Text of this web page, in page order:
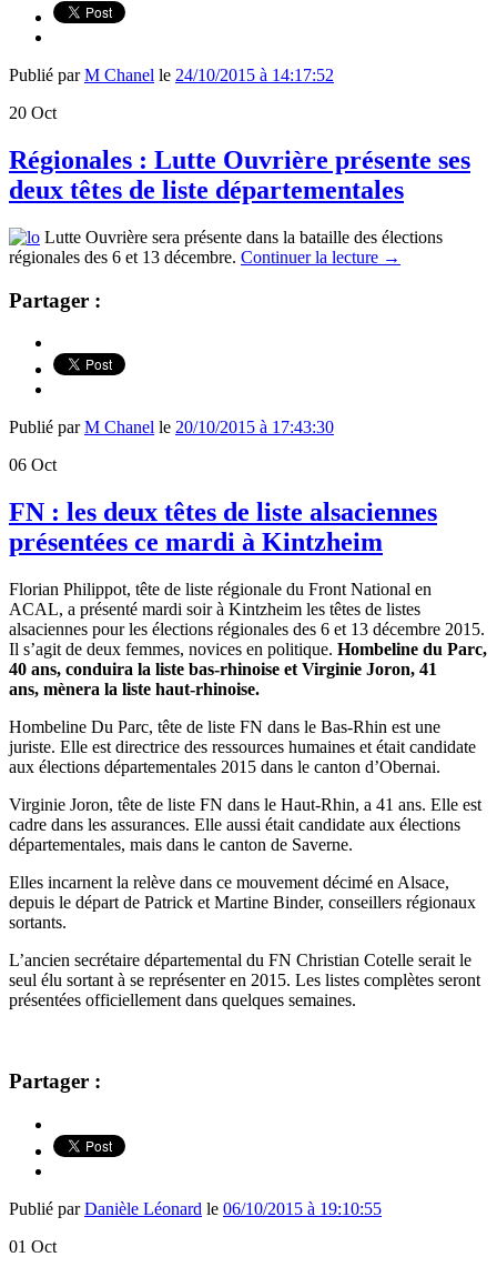
Publié parM Chanel le 24/10/2015 à 14:17:52
20 Oct
Régionales : Lutte Ouvrière présente ses
deux têtes de liste départementales
Lutte Ouvrière sera présente dans la bataille des élections
régionales des 6 et 13 décembre. Continuer la lecture →
Partager :
Publié parM Chanel le 20/10/2015 à 17:43:30
06 Oct
FN : les deux têtes de liste alsaciennes
présentées ce mardi à Kintzheim
Florian Philippot, tête de liste régionale du Front National en
ACAL, a présenté mardi soir à Kintzheim les têtes de listes
alsaciennes pour les élections régionales des 6 et 13 décembre 2015.
Il s’agit de deux femmes, novices en politique. Hombeline du Parc,
40 ans, conduira la liste bas-rhinoise et Virginie Joron, 41
ans, mènera la liste haut-rhinoise.
Hombeline Du Parc, tête de liste FN dans le Bas-Rhin est une
juriste. Elle est directrice des ressources humaines et était candidate
aux élections départementales 2015 dans le canton d’Obernai.
Virginie Joron, tête de liste FN dans le Haut-Rhin, a 41 ans. Elle est
cadre dans les assurances. Elle aussi était candidate aux élections
départementales, mais dans le canton de Saverne.
Elles incarnent la relève dans ce mouvement décimé en Alsace,
depuis le départ de Patrick et Martine Binder, conseillers régionaux
sortants.
L’ancien secrétaire départemental du FN Christian Cotelle serait le
seul élu sortant à se représenter en 2015. Les listes complètes seront
présentées officiellement dans quelques semaines.
Partager :
Publié parDanièle Léonard le 06/10/2015 à 19:10:55
01 Oct